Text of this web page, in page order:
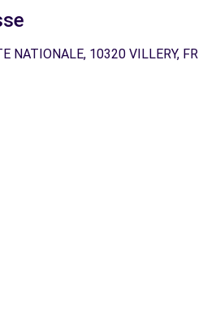
NATIONALE, 10320 VILLERY, FR